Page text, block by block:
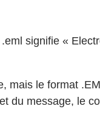
.eml signifie «
mais le format
du message, le